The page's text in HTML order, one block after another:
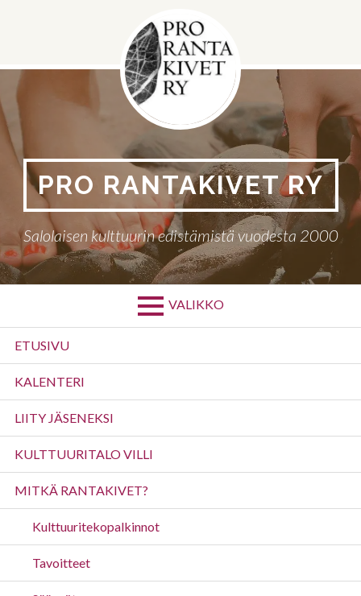
PRO RANTAKIVET RY
Salolaisen kulttuurin edistämistä vuodesta 2000
VALIKKO
Ensisijainen
valikko
ETUSIVU
KALENTERI
LIITY JÄSENEKSI
KULTTUURITALO VILLI
MITKÄ RANTAKIVET?
Kulttuuritekopalkinnot
Tavoitteet